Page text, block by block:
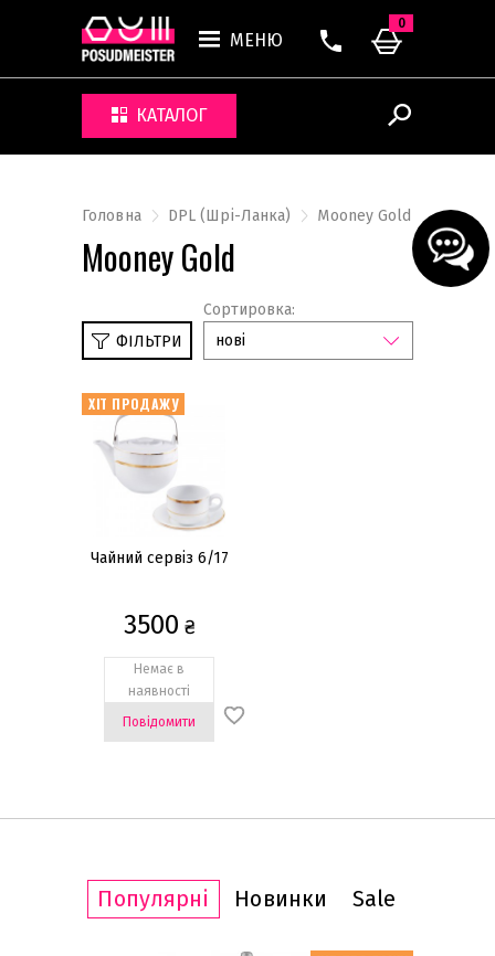
МЕНЮ
КАТАЛОГ
0
Головна DPL (Шрі-Ланка) Mooney Gold
Mooney Gold
Сортировка:
нові
ФІЛЬТРИ
Broken Lines
Eden
Miselenius
Mooney Gold
Platinum Tracy
ХІТ ПРОДАЖУ
Чайний сервіз 6/17
3500 ₴
Немає в
наявності
Повідомити
Популярні Новинки Sale